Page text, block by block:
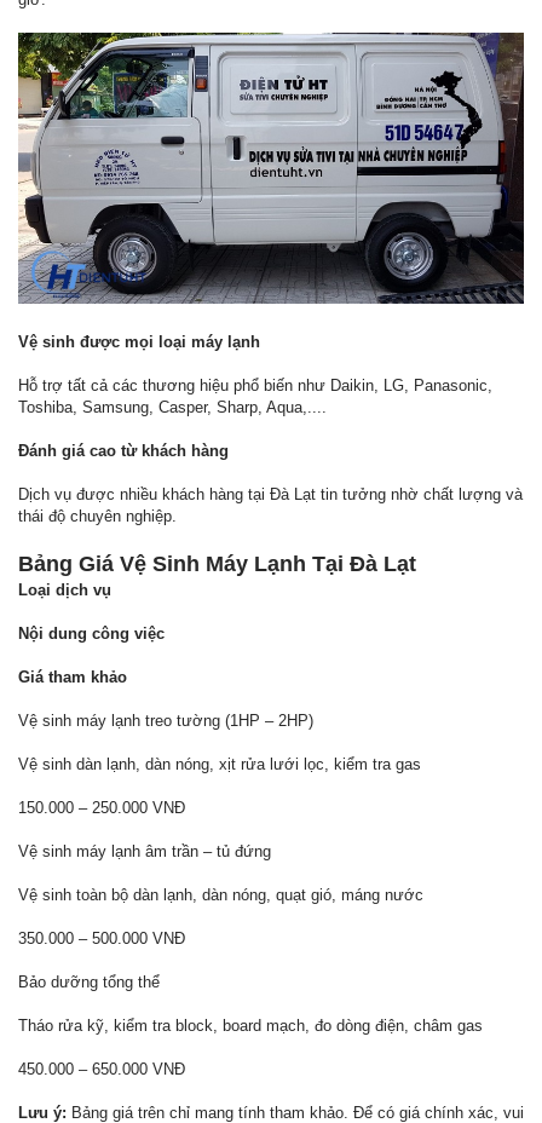
Vệ sinh được mọi loại máy lạnh
Hỗ trợ tất cả các thương hiệu phổ biến như Daikin, LG, Panasonic,
Toshiba, Samsung, Casper, Sharp, Aqua,....
Đánh giá cao từ khách hàng
Dịch vụ được nhiều khách hàng tại Đà Lạt tin tưởng nhờ chất lượng và
thái độ chuyên nghiệp.
Bảng Giá Vệ Sinh Máy Lạnh Tại Đà Lạt
Loại dịch vụ
Nội dung công việc
Giá tham khảo
Vệ sinh máy lạnh treo tường (1HP – 2HP)
Vệ sinh dàn lạnh, dàn nóng, xịt rửa lưới lọc, kiểm tra gas
150.000 – 250.000 VNĐ
Vệ sinh máy lạnh âm trần – tủ đứng
Vệ sinh toàn bộ dàn lạnh, dàn nóng, quạt gió, máng nước
350.000 – 500.000 VNĐ
Bảo dưỡng tổng thể
Tháo rửa kỹ, kiểm tra block, board mạch, đo dòng điện, châm gas
450.000 – 650.000 VNĐ
Lưu ý: Bảng giá trên chỉ mang tính tham khảo. Để có giá chính xác, vui